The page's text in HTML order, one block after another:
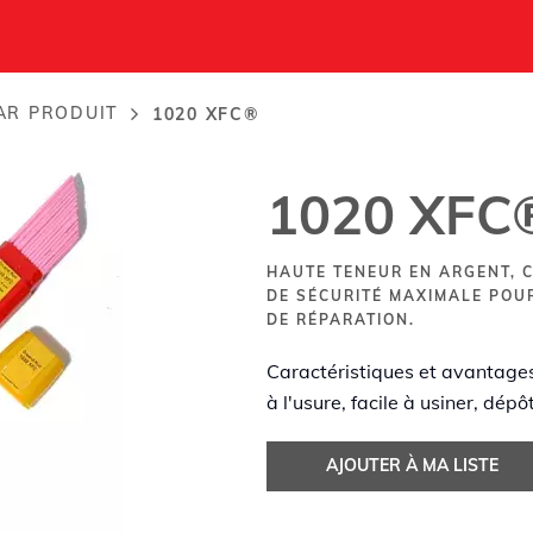
PRODUIT 1020 XFC®
1020
HAUTE TENEUR EN
DE SÉCURITÉ MAXIMALE
DE RÉPARATION.
Caractéristiques et
à l'usure, facile à usiner,
AJOUTER À MA LISTE